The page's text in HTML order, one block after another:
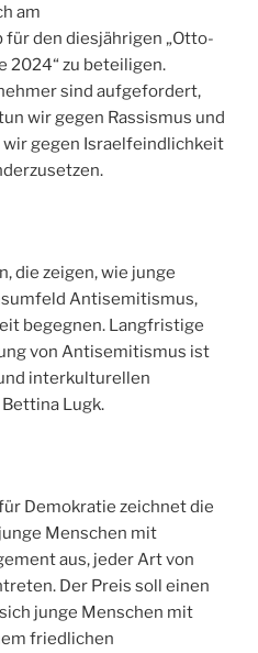
am
den diesjährigen „Otto-
2024“ zu beteiligen.
sind aufgefordert,
wir gegen Rassismus und
gegen Israelfeindlichkeit
die zeigen, wie junge
Antisemitismus,
begegnen. Langfristige
von Antisemitismus ist
interkulturellen
Lugk.
Demokratie zeichnet die
Menschen mit
aus, jeder Art von
Der Preis soll einen
junge Menschen mit
friedlichen